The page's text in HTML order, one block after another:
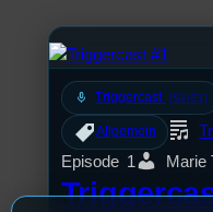
mic Triggercast [S1/E1]
Allgemein
Episode 1 Marie